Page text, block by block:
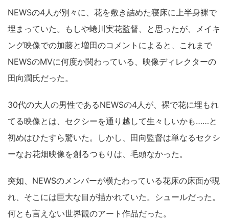
NEWSの4人が別々に、花を敷き詰めた寝床に上半身裸で
埋まっていた。もしや蜷川実花監督、と思ったが、メイキ
ング映像での加藤と増田のコメントによると、これまで
NEWSのMVに何度か関わっている、映像ディレクターの
田向潤氏だった。
30代の大人の男性であるNEWSの4人が、裸で花に埋もれ
てる映像とは、セクシーを通り越して生々しいかも……と
初めはひたすら驚いた。しかし、田向監督は単なるセクシ
ーなお花畑映像を創るつもりは、毛頭なかった。
突如、NEWSのメンバーが横たわっている花床の床面が現
れ、そこには巨大な目が描かれていた。シュールだった。
何とも言えない世界観のアート作品だった。